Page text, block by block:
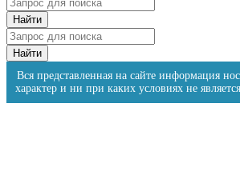
Вся представленная на сайте информация
характер и ни при каких условиях не